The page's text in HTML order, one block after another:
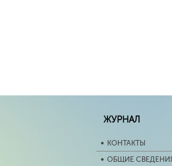
ЖУРНАЛ
КОНТАКТЫ
ОБЩИЕ